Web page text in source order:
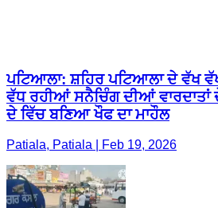
ਪਟਿਆਲਾ: ਸ਼ਹਿਰ ਪਟਿਆਲਾ ਦੇ ਵੱਖ
ਵੱਧ ਰਹੀਆਂ ਸਨੈਚਿੰਗ ਦੀਆਂ ਵਾਰਦਾਤਾਂ
ਦੇ ਵਿੱਚ ਬਣਿਆ ਖੌਫ ਦਾ ਮਾਹੌਲ
Patiala, Patiala | Feb 19, 2026